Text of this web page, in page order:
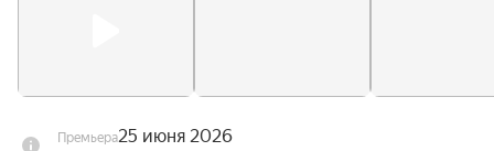
Премьера25 июня 2026